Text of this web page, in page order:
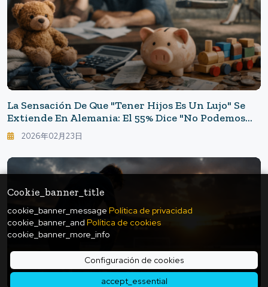
Cookie_banner_title
cookie_banner_message Política de privacidad
cookie_banner_and Política de cookies
cookie_banner_more_info
Configuración de cookies
accept_essential
La Sensación De Que "tener Hijos Es Un Lujo" Se
Extiende En Alemania: El 55% Dice "no Podemos
Tener Más Hijos": El Aumento Del Costo De Vida
Reduce El Futuro De Las Familias.
2026年02月23日